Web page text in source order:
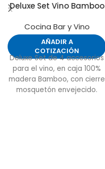
Deluxe Set Vino Bamboo
Cocina Bar y Vino
AÑADIR A
COTIZACIÓN
Deluxe Set de 4 accesorios
para el vino, en caja 100%
madera Bamboo, con cierre
mosquetón envejecido.